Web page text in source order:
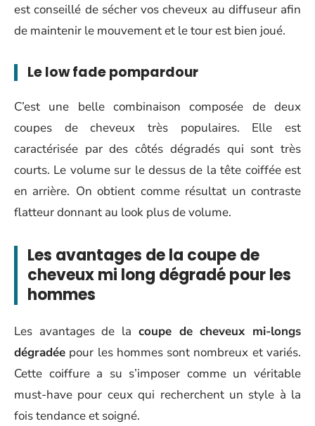
est conseillé de sécher vos cheveux au diffuseur afin
de maintenir le mouvement et le tour est bien joué.
Le low fade pompardour
C’est une belle combinaison composée de deux
coupes de cheveux très populaires. Elle est
caractérisée par des côtés dégradés qui sont très
courts. Le volume sur le dessus de la tête coiffée est
en arrière. On obtient comme résultat un contraste
flatteur donnant au look plus de volume.
Les avantages de la coupe de
cheveux mi long dégradé pour les
hommes
Les avantages de la coupe de cheveux mi-longs
dégradée pour les hommes sont nombreux et variés.
Cette coiffure a su s’imposer comme un véritable
must-have pour ceux qui recherchent un style à la
fois tendance et soigné.